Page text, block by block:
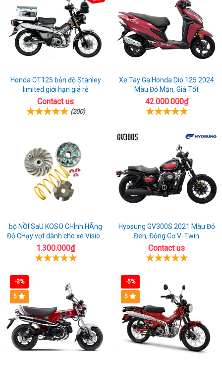
Honda CT125 bản độ Stanley
limited giới hạn giá rẻ
Contact us
(200)
Xe Tay Ga Honda Dio 125 2024
Màu Đỏ Mận, Giá Tốt
42.000.000₫
bộ NỒI SaU KOSO CHÍnh HÃng
Độ CHạy vọt dành cho xe Vision
110
1.300.000₫
Hyosung GV300S 2021 Màu Đỏ
Đen, Động Cơ V-Twin
Contact us
-3%
5
-5%
5